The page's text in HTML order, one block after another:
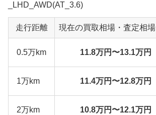
_LHD_AWD(AT_3.6)
走行距離 現在の買取相場・査定相場
0.5万km 11.8万円〜13.1万円
1万km 11.4万円〜12.8万円
2万km 10.8万円〜12.1万円